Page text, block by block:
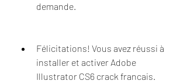
demande.
Félicitations! Vous avez réussi à
installer et activer Adobe
Illustrator CS6 crack francais.